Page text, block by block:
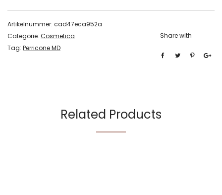
Artikelnummer: cad47eca952a
Categorie: Cosmetica
Tag: Perricone MD
Share with
Related Products